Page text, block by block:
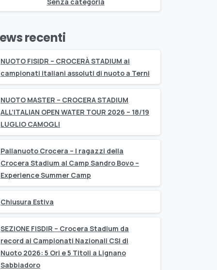
recenti
NUOTO FISIDR – CROCERÀ STADIUM ai
campionati italiani assoluti di nuoto a Terni
NUOTO MASTER – CROCERA STADIUM
ALL’ITALIAN OPEN WATER TOUR 2026 – 18/19
LUGLIO CAMOGLI
Pallanuoto Crocera – I ragazzi della
Crocera Stadium al Camp Sandro Bovo –
Experience Summer Camp
Chiusura Estiva
SEZIONE FISDIR – Crocera Stadium da
record ai Campionati Nazionali CSI di
Nuoto 2026: 5 Ori e 5 Titoli a Lignano
Sabbiadoro